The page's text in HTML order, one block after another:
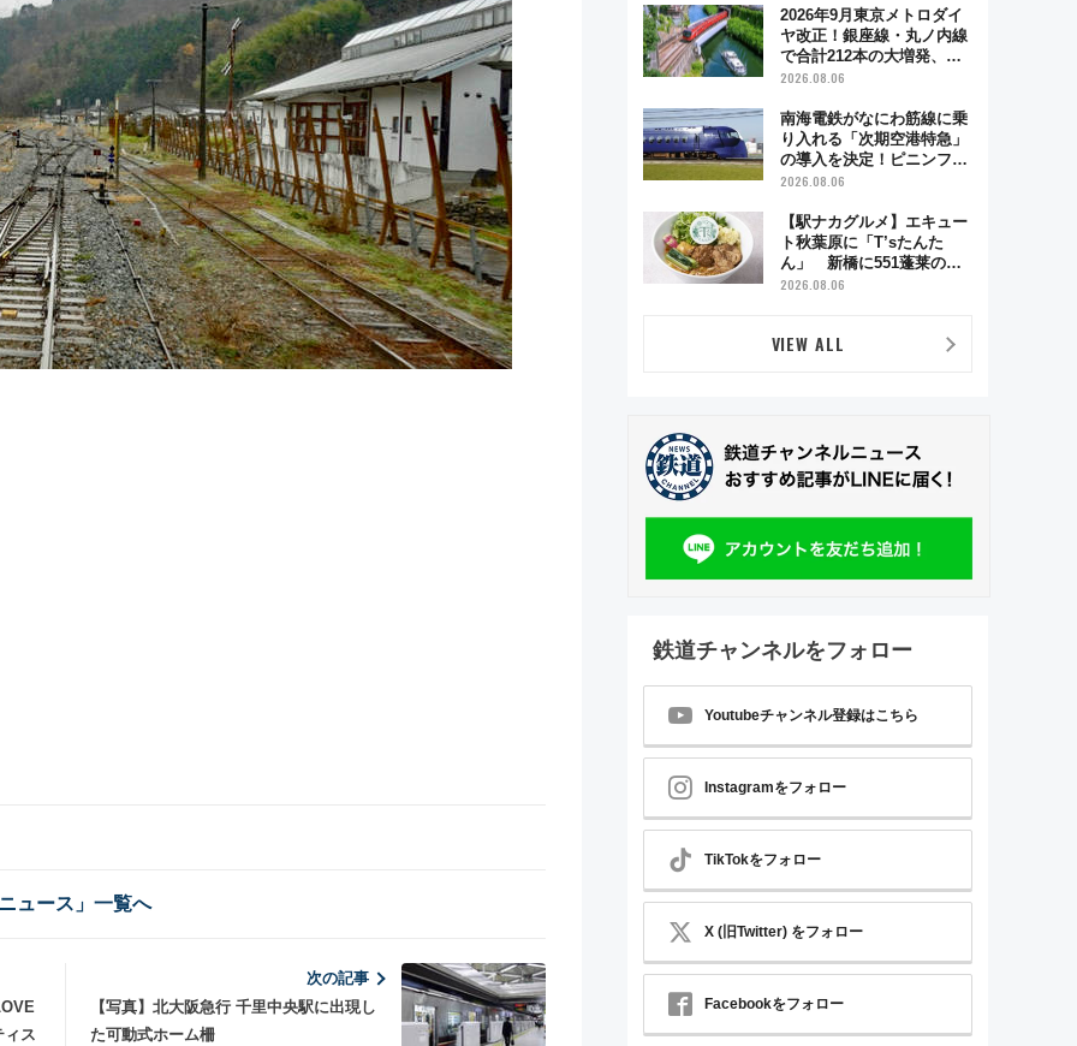
ュース」一覧へ
ス
次の記事
【写真】北大阪急行 千里中央駅に出現し
た可動式ホーム柵
日「京都の鉄道満喫ツア
ー」開催
2026年9月東京メトロダイ
ヤ改正！銀座線・丸ノ内線
で合計212本の大増発、混
雑緩和に期待
2026.08.06
南海電鉄がなにわ筋線に乗
り入れる「次期空港特急」
の導入を決定！ピニンファ
リーナによる日本初の鉄道
2026.08.06
【駅ナカグルメ】エキュー
ト秋葉原に「T’sたんた
ん」 新橋に551蓬莱の
DNAを継ぐ「東京豚饅」、
【2026年8月】
2026.08.06
VIEW ALL
鉄道チャンネルをフォロー
Youtubeチャンネル登録はこちら
Instagramをフォロー
TikTokをフォロー
X (旧Twitter) をフォロー
Facebookをフォロー